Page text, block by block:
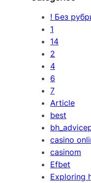
! Без
1
14
2
4
6
7
Article
best
casino
casinom
Efbet
Exploring